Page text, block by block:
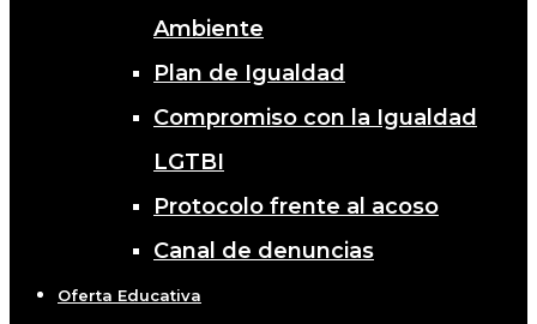
Ambiente
Plan de Igualdad
Compromiso con la Igualdad
LGTBI
Protocolo frente al acoso
Canal de denuncias
Oferta Educativa